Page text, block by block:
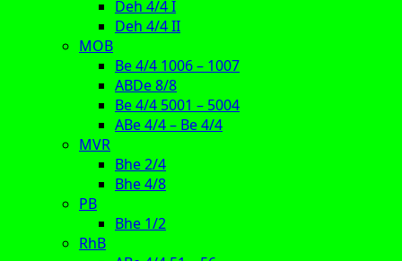
Deh 4/4 I
Deh 4/4 II
MOB
Be 4/4 1006 – 1007
ABDe 8/8
Be 4/4 5001 – 5004
ABe 4/4 – Be 4/4
MVR
Bhe 2/4
Bhe 4/8
PB
Bhe 1/2
RhB